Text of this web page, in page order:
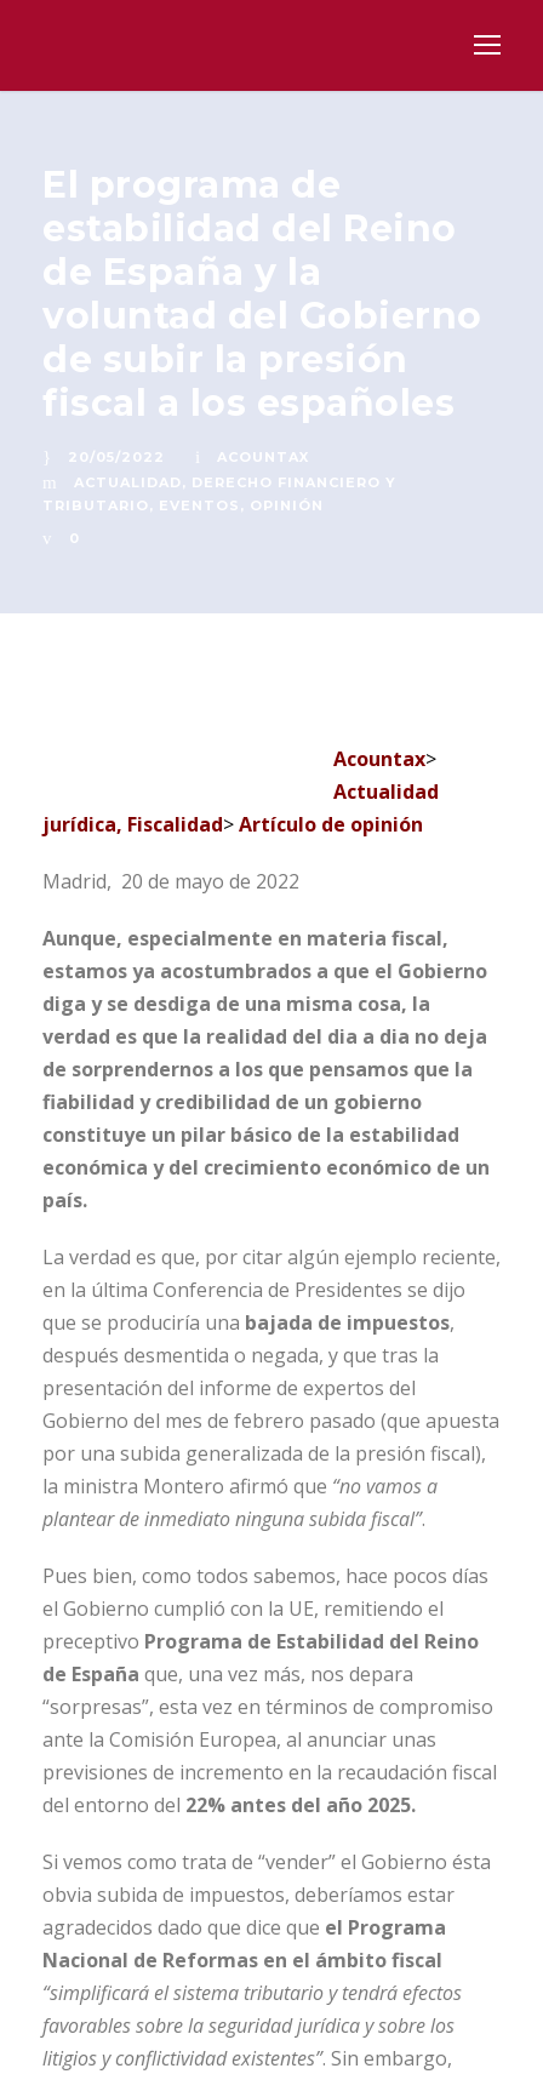
El programa de
estabilidad del Reino
de España y la
voluntad del Gobierno
de subir la presión
fiscal a los españoles
20/05/2022
ACOUNTAX
ACTUALIDAD , DERECHO FINANCIERO Y
TRIBUTARIO , EVENTOS , OPINIÓN
0
Acountax>
Actualidad
jurídica, Fiscalidad>Artículo de opinión
Madrid, 20 de mayo de 2022
Aunque, especialmente en materia fiscal,
estamos ya acostumbrados a que el Gobierno
diga y se desdiga de una misma cosa, la
verdad es que la realidad del dia a dia no deja
de sorprendernos a los que pensamos que la
fiabilidad y credibilidad de un gobierno
constituye un pilar básico de la estabilidad
económica y del crecimiento económico de un
país.
La verdad es que, por citar algún ejemplo reciente,
en la última Conferencia de Presidentes se dijo
que se produciría una bajada de impuestos,
después desmentida o negada, y que tras la
presentación del informe de expertos del
Gobierno del mes de febrero pasado (que apuesta
por una subida generalizada de la presión fiscal),
la ministra Montero afirmó que “no vamos a
plantear de inmediato ninguna subida fiscal”.
Pues bien, como todos sabemos, hace pocos días
el Gobierno cumplió con la UE, remitiendo el
preceptivo Programa de Estabilidad del Reino
de España que, una vez más, nos depara
“sorpresas”, esta vez en términos de compromiso
ante la Comisión Europea, al anunciar unas
previsiones de incremento en la recaudación fiscal
del entorno del 22% antes del año 2025.
Si vemos como trata de “vender” el Gobierno ésta
obvia subida de impuestos, deberíamos estar
agradecidos dado que dice que el Programa
Nacional de Reformas en el ámbito fiscal
“simplificará el sistema tributario y tendrá efectos
favorables sobre la seguridad jurídica y sobre los
litigios y conflictividad existentes”. Sin embargo,